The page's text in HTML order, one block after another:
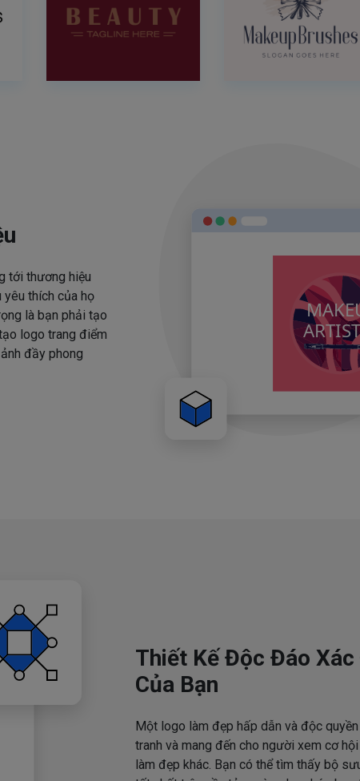
tới thương hiệu
yêu thích của họ
là bạn phải tạo
logo trang điểm
đầy phong
Thiết Kế Độc Đáo
Của Bạn
Một logo làm đẹp hấp dẫn và độc
tranh và mang đến cho người xem cơ
làm đẹp khác. Bạn có thể tìm thấy bộ